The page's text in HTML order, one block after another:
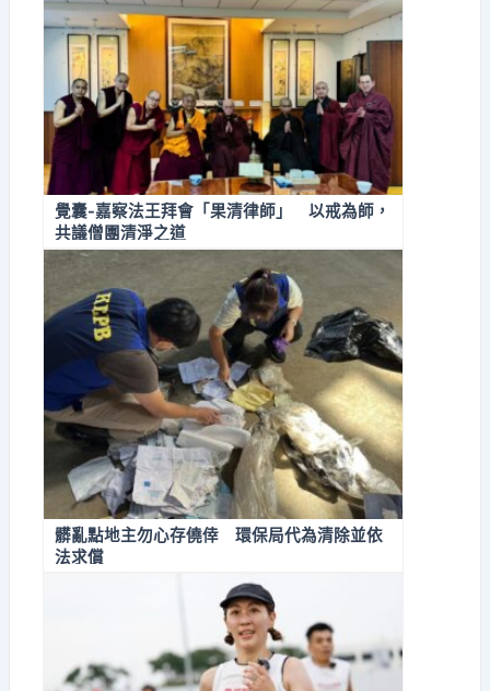
覺囊-嘉察法王拜會「果清律師」 以戒為師，
共議僧團清淨之道
髒亂點地主勿心存僥倖 環保局代為清除並依
法求償